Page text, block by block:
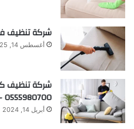
شركة تنظيف فلل
أغسطس 14, 2025
شركة تنظيف
0555980700 – خصم30%
أبريل 14, 2024